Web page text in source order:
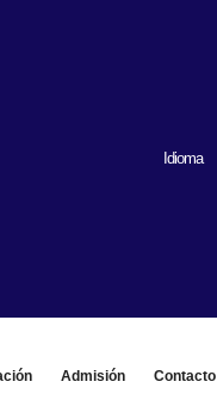
Idioma
Admisión Contacto